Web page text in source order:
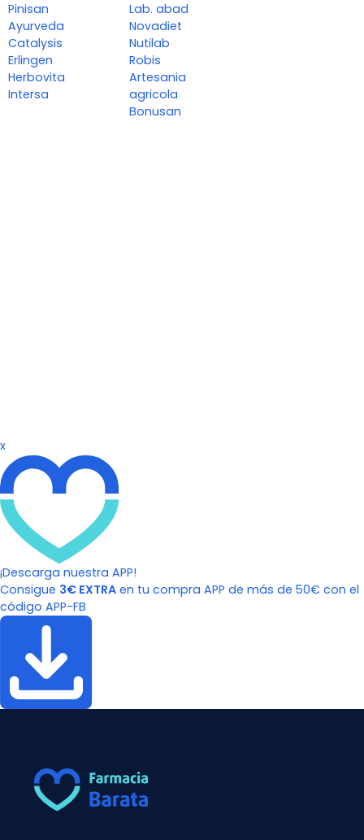
Pinisan
Ayurveda
Catalysis
Erlingen
Herbovita
Intersa
Lab. abad
Novadiet
Nutilab
Robis
Artesania
agricola
Bonusan
x
¡Descarga nuestra APP!
Consigue 3€ EXTRA en tu compra APP de más de 50€ con el
código APP-FB